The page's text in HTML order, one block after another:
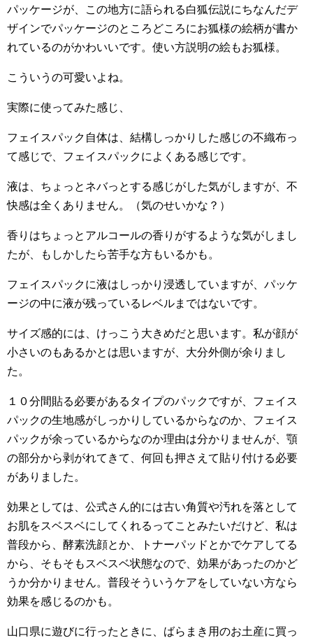
パッケージが、この地方に語られる白狐伝説にちなんだデ
ザインでパッケージのところどころにお狐様の絵柄が書か
れているのがかわいいです。使い方説明の絵もお狐様。
こういうの可愛いよね。
実際に使ってみた感じ、
フェイスパック自体は、結構しっかりした感じの不織布っ
て感じで、フェイスパックによくある感じです。
液は、ちょっとネバっとする感じがした気がしますが、不
快感は全くありません。（気のせいかな？）
香りはちょっとアルコールの香りがするような気がしまし
たが、もしかしたら苦手な方もいるかも。
フェイスパックに液はしっかり浸透していますが、パッケ
ージの中に液が残っているレベルまではないです。
サイズ感的には、けっこう大きめだと思います。私が顔が
小さいのもあるかとは思いますが、大分外側が余りまし
た。
１０分間貼る必要があるタイプのパックですが、フェイス
パックの生地感がしっかりしているからなのか、フェイス
パックが余っているからなのか理由は分かりませんが、顎
の部分から剥がれてきて、何回も押さえて貼り付ける必要
がありました。
効果としては、公式さん的には古い角質や汚れを落として
お肌をスベスベにしてくれるってことみたいだけど、私は
普段から、酵素洗顔とか、トナーパッドとかでケアしてる
から、そもそもスベスベ状態なので、効果があったのかど
うか分かりません。普段そういうケアをしていない方なら
効果を感じるのかも。
山口県に遊びに行ったときに、ばらまき用のお土産に買っ